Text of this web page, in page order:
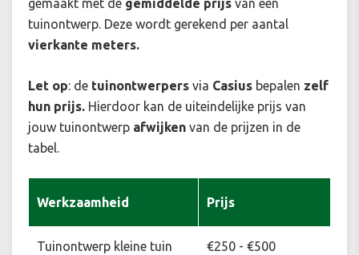
gemaakt met de gemiddelde prijs van een
tuinontwerp. Deze wordt gerekend per aantal
vierkante meters.
Let op: de tuinontwerpers via Casius bepalen zelf
hun prijs. Hierdoor kan de uiteindelijke prijs van
jouw tuinontwerp afwijken van de prijzen in de
tabel.
Werkzaamheid Prijs
Tuinontwerp kleine tuin
€250 - €500